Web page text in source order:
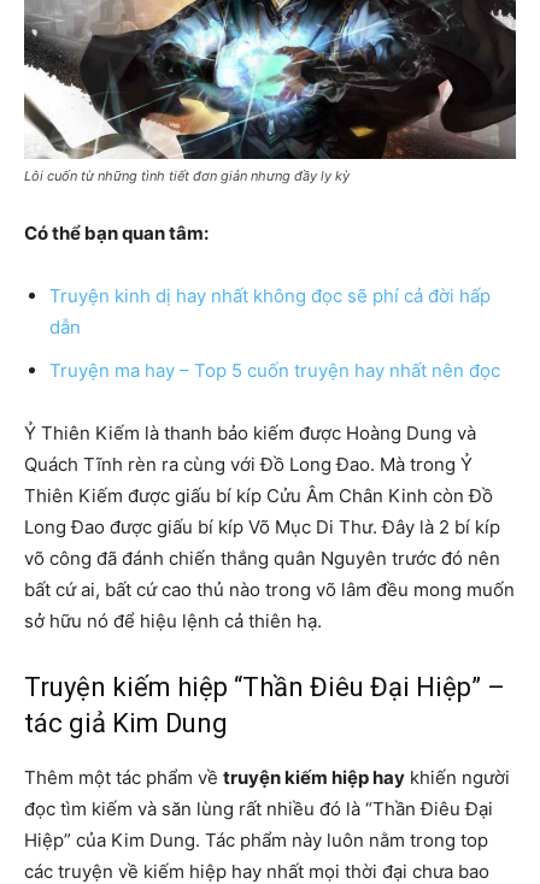
Lôi cuốn từ những tình tiết đơn giản nhưng đầy ly kỳ
Có thể bạn quan tâm:
Truyện kinh dị hay nhất không đọc sẽ phí cả đời hấp
dẫn
Truyện ma hay – Top 5 cuốn truyện hay nhất nên đọc
Ỷ Thiên Kiếm là thanh bảo kiếm được Hoàng Dung và
Quách Tĩnh rèn ra cùng với Đồ Long Đao. Mà trong Ỷ
Thiên Kiếm được giấu bí kíp Cửu Âm Chân Kinh còn Đồ
Long Đao được giấu bí kíp Võ Mục Di Thư. Đây là 2 bí kíp
võ công đã đánh chiến thắng quân Nguyên trước đó nên
bất cứ ai, bất cứ cao thủ nào trong võ lâm đều mong muốn
sở hữu nó để hiệu lệnh cả thiên hạ.
Truyện kiếm hiệp “Thần Điêu Đại Hiệp” –
tác giả Kim Dung
Thêm một tác phẩm về truyện kiếm hiệp hay khiến người
đọc tìm kiếm và săn lùng rất nhiều đó là “Thần Điêu Đại
Hiệp” của Kim Dung. Tác phẩm này luôn nằm trong top
các truyện về kiếm hiệp hay nhất mọi thời đại chưa bao